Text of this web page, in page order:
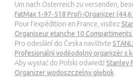
Um nach Österreich zu versenden,
FatMax 1-97-518 Profi-Organizer (44,6
Pour l’expédition en France, visitez
Organiseur etanche 10 Compartiments
Pro odeslání do Česka navštivte
Profesionální voděodolný organizér s
Aby wysłać do Polski odwiedź Stanley
Organizer wodoszczelny głębok